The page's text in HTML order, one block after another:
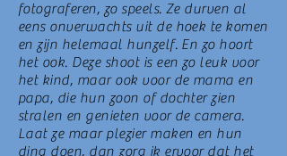
fotograferen, zo speels. Ze durven al
eens onverwachts uit de hoek te komen
en zijn helemaal hunzelf. En zo hoort
het ook. Deze shoot is een zo leuk voor
het kind, maar ook voor de mama en
papa, die hun zoon of dochter zien
stralen en genieten voor de camera.
Laat ze maar plezier maken en hun
ding doen, dan zorg ik ervoor dat het